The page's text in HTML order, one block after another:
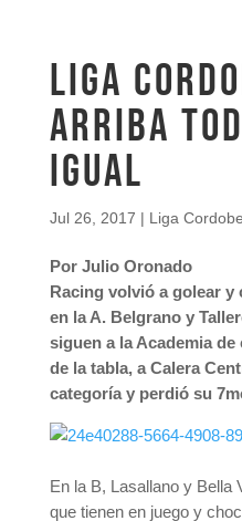
Liga
ARRIBA
IGUAL
Jul 26, 2017 | Liga
Por Julio Oronado
Racing volvió a golear
en la A. Belgrano y
siguen a la Academia
de la tabla, a Calera
categoría y perdió su
En la B, Lasallano y Bella
que tienen en juego y